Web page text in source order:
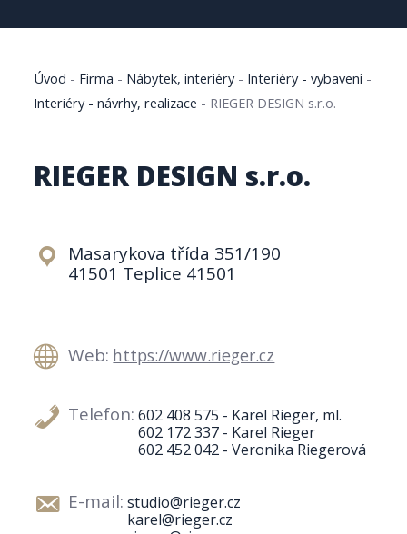
Úvod - Firma - Nábytek, interiéry- Interiéry - vybavení-
Interiéry - návrhy, realizace - RIEGER DESIGN s.r.o.
RIEGER DESIGN s.r.o.
Masarykova třída 351/190
41501 Teplice 41501
Web: https://www.rieger.cz
Telefon: 602 408 575 - Karel Rieger, ml.
602 172 337 - Karel Rieger
602 452 042 - Veronika Riegerová
E-mail: studio@rieger.cz
karel@rieger.cz